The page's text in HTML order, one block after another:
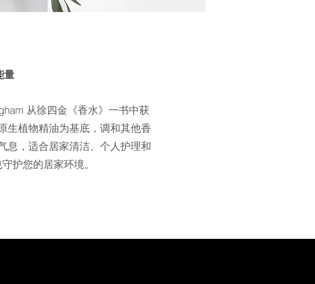
量
从徐四金《香水》一书中获
生植物精油为基底，调和其他香
息，适合居家清洁、个人护理和
护您的居家环境。